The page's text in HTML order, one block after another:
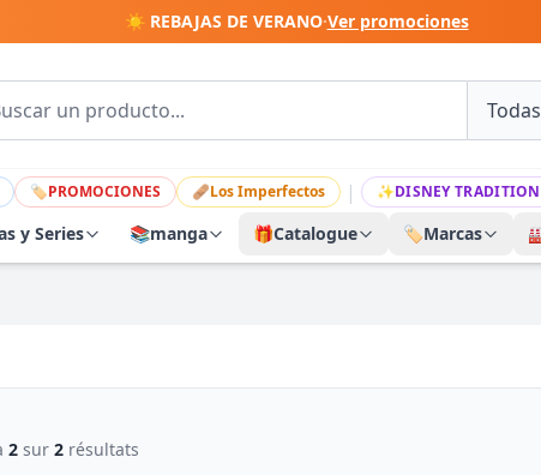
☀️ REBAJAS DE VERANO·Ver promociones
🏷PROMOCIONES 🩹Los Imperfectos | ✨DISNEY
y Series 📚manga 🎁Catalogue 🏷️Marcas
2 sur 2 résultats